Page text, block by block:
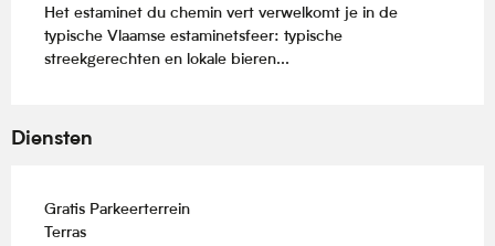
Het estaminet du chemin vert verwelkomt je in de
typische Vlaamse estaminetsfeer: typische
streekgerechten en lokale bieren...
Diensten
Gratis Parkeerterrein
Terras